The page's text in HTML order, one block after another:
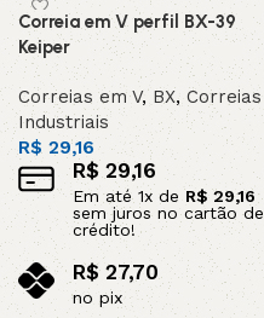
Correia em V perfil BX-39
Keiper
Correias em V, BX, Correias
Industriais
R$ 29,16
R$29,16
Em até 1x deR$ 29,16
sem juros no cartão de
crédito!
R$27,70
no pix